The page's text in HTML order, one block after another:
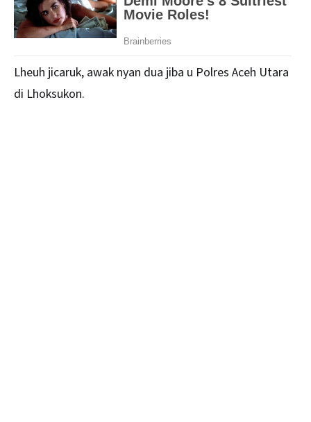
Lheuh jicaruk, awak nyan dua jiba u Polres Aceh Utara
di Lhoksukon.